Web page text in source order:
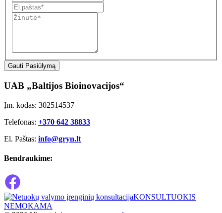
Gauti Pasiūlymą
UAB „Baltijos Bioinovacijos“
Įm. kodas: 302514537
Telefonas: +370 642 38833
El. Paštas: info@gryn.lt
Bendraukime:
KONSULTUOKIS
NEMOKAMA